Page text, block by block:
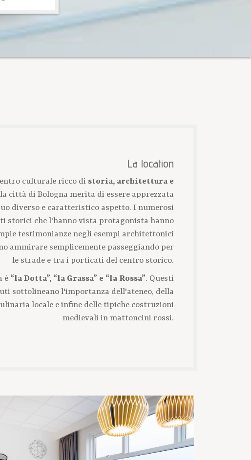
La location
culturale ricco di storia, architettura e
città di Bologna merita di essere apprezzata
diverso e caratteristico aspetto. I numerosi
storici che l'hanno vista protagonista hanno
testimonianze negli esempi architettonici
ammirare semplicemente passeggiando per
le strade e tra i porticati del centro storico.
è “la Dotta”, “la Grassa” e “la Rossa”. Questi
sottolineano l'importanza dell'ateneo, della
locale e infine delle tipiche costruzioni
medievali in mattoncini rossi.